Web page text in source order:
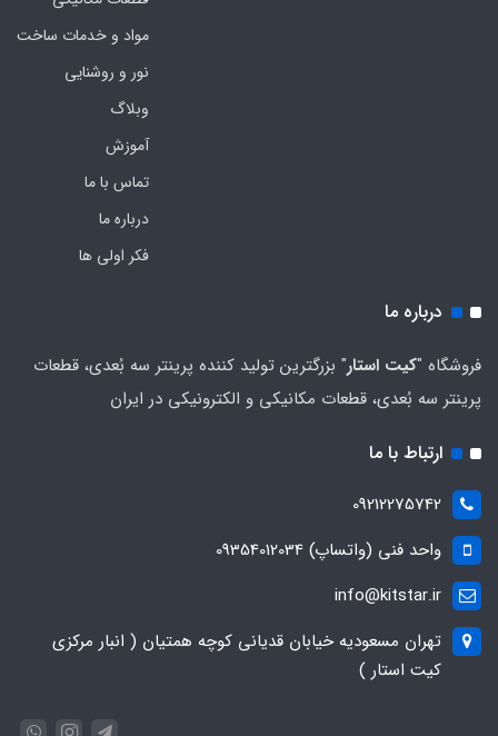
مواد و خدمات ساخت
نور و روشنایی
وبلاگ
آموزش
تماس با ما
درباره ما
فکر اولی ها
درباره ما
فروشگاه "کیت استار" بزرگترین تولید کننده پرینتر سه بُعدی، قطعات
پرینتر سه بُعدی، قطعات مکانیکی و الکترونیکی در ایران
ارتباط با ما
09212275742
واحد فنی (واتساپ) 09354012034
info@kitstar.ir
تهران مسعودیه خیابان قدیانی کوچه همتیان ( انبار مرکزی
کیت استار )